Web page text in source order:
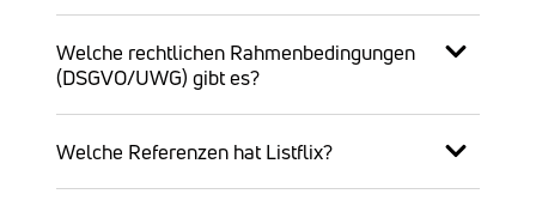
Welche rechtlichen Rahmenbedingungen
(DSGVO/UWG) gibt es?
Welche Referenzen hat Listflix?